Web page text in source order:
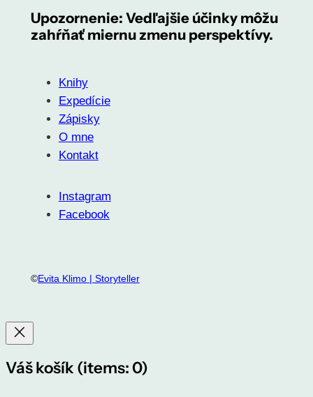
Upozornenie: Vedľajšie účinky môžu
zahŕňať miernu zmenu perspektívy.
Knihy
Expedície
Zápisky
O mne
Kontakt
Instagram
Facebook
©Evita Klimo | Storyteller
Váš košík (items: 0)